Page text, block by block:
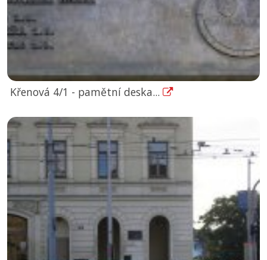
Křenová 4/1 - pamětní deska...